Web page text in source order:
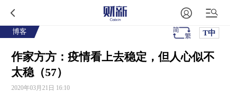
博客 T中
作家方方：疫情看上去稳定，但人心似不
太稳（57）
2020年03月21日 16:10